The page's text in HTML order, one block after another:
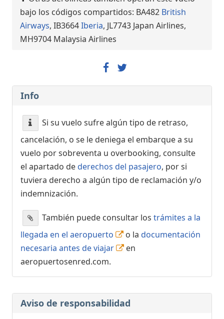
bajo los códigos compartidos: BA482 British
Airways, IB3664Iberia, JL7743 Japan Airlines,
MH9704 Malaysia Airlines
Info
Si su vuelo sufre algún tipo de retraso,
cancelación, o se le deniega el embarque a su
vuelo por sobreventa u overbooking, consulte
el apartado dederechos del pasajero, por si
tuviera derecho a algún tipo de reclamación y/o
indemnización.
También puede consultar los trámites a la
llegada en el aeropuerto
o la documentación
necesaria antes de viajar
en
aeropuertosenred.com.
Aviso de responsabilidad